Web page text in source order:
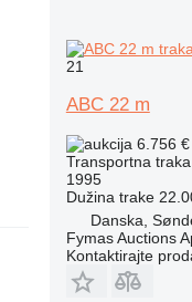
21
ABC 22 m
6.756 €
Transportna
1995
Dužina trake
Danska,
Fymas Auctions
Kontaktirajte